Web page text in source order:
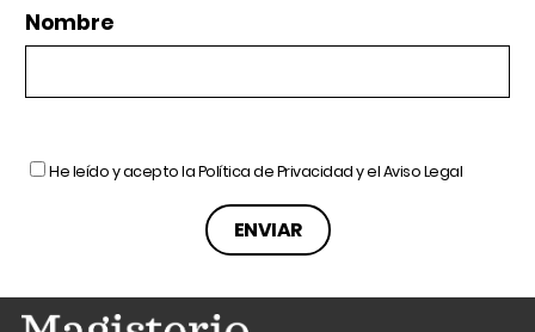
Nombre
He leído y acepto laPolítica de Privacidady elAviso Legal